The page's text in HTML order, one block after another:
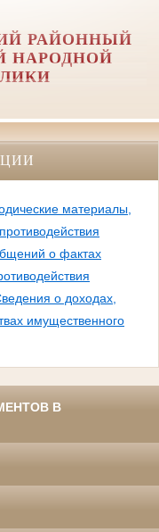
РАЙОННЫЙ
НАРОДНОЙ
материалы,
о фактах
о доходах,
имущественного
В